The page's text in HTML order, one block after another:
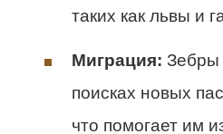
таких как львы и
Миграция: Зебры
поисках новых
что помогает им